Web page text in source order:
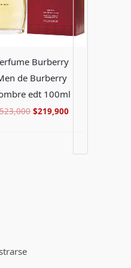
Burberry
de Burberry
edt 100ml
$219,900